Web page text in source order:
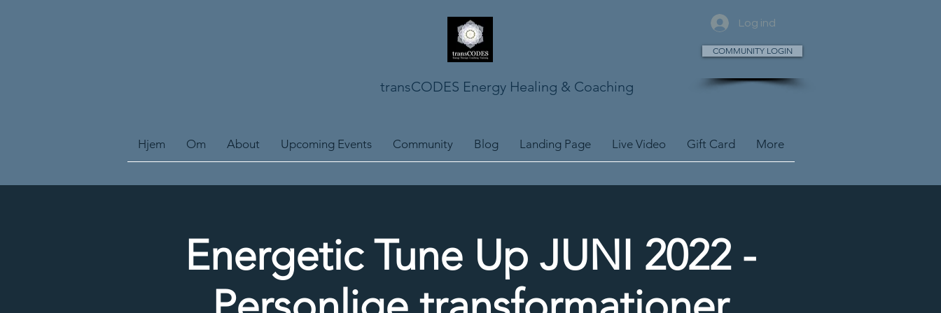
Log ind
COMMUNITY LOGIN
transCODES Energy Healing & Coaching
Hjem Om About Upcoming Events Community Blog Landing Page Live Video Gift Card More
Energetic Tune Up JUNI 2022 -